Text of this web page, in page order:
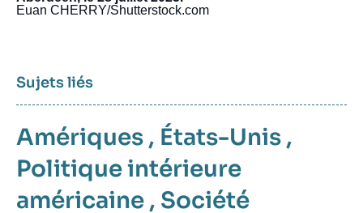
Euan CHERRY/Shutterstock.com
Sujets liés
Amériques , États-Unis ,
Politique intérieure
américaine , Société